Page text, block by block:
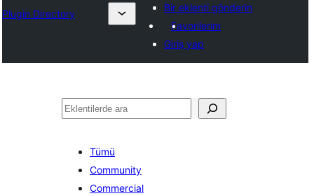
Plugin Directory
Bir eklenti gönderin
Favorilerim
Giriş yap
Ara
Tümü
Community
Commercial